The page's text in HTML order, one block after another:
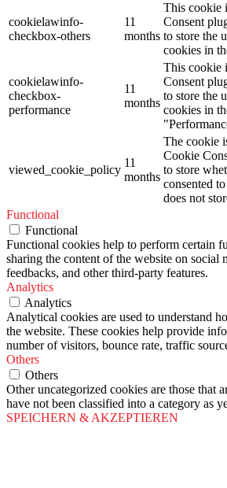
cookielawinfo-
checkbox-others
11
months
This cookie
Consent
to store the
cookies in
cookielawinfo-
checkbox-
performance
11
months
This cookie
Consent
to store the
cookies in
viewed_cookie_policy
11
months
The cookie
Cookie
to store
consented
does not
Functional
Functional
Functional cookies help to perform certain
sharing the content of the website on social
feedbacks, and other third-party features.
Analytics
Analytics
Analytical cookies are used to understand
the website. These cookies help provide
number of visitors, bounce rate, traffic
Others
Others
Other uncategorized cookies are those that
have not been classified into a category as
SPEICHERN & AKZEPTIEREN